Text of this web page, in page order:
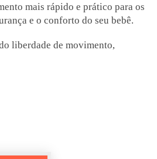
mais rápido e prático para os
e o conforto do seu bebê.
liberdade de movimento,